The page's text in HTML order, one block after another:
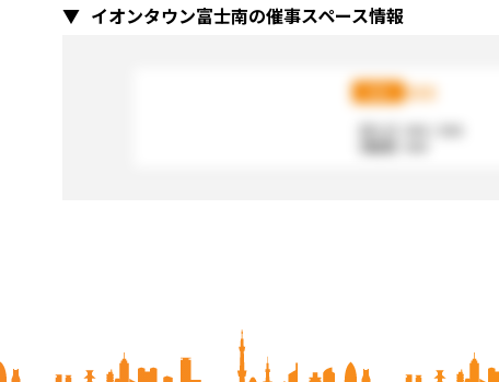
イオンタウン富士南の催事スペース情報
XXX XXX
【広さ】